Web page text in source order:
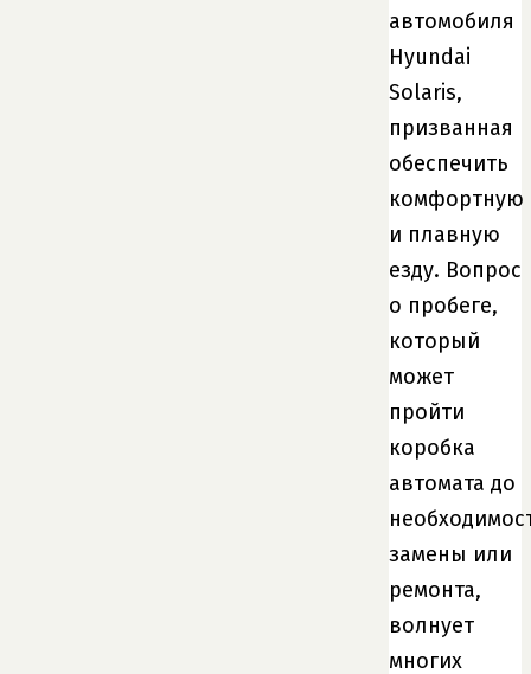
автомобиля
Hyundai
Solaris,
призванная
обеспечить
комфортную
и плавную
езду. Вопрос
о пробеге,
который
может
пройти
коробка
автомата до
замены или
ремонта,
волнует
многих